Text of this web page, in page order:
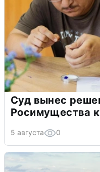
Суд вынес
Росимущества
5 августа 0